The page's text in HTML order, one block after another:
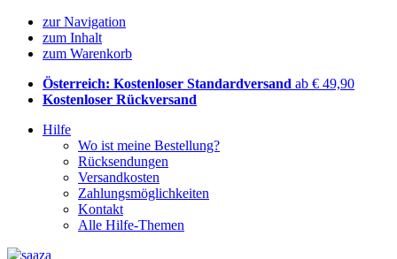
zur Navigation
zum Inhalt
zum Warenkorb
Österreich: Kostenloser Standardversand ab € 49,90
Kostenloser Rückversand
Hilfe
Wo ist meine Bestellung?
Rücksendungen
Versandkosten
Zahlungsmöglichkeiten
Kontakt
Alle Hilfe-Themen